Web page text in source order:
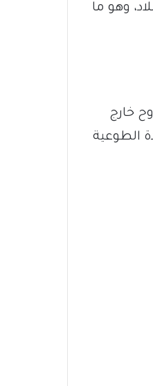
وهو ما
خارج
الطوعية